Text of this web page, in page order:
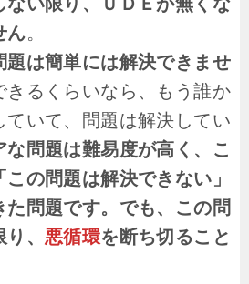
ん。
題は簡単には解決できませ
きるくらいなら、もう誰か
ていて、問題は解決してい
な問題は難易度が高く、こ
の問題は解決できない」
た問題です。でも、この問
、 悪循環を断ち切ること